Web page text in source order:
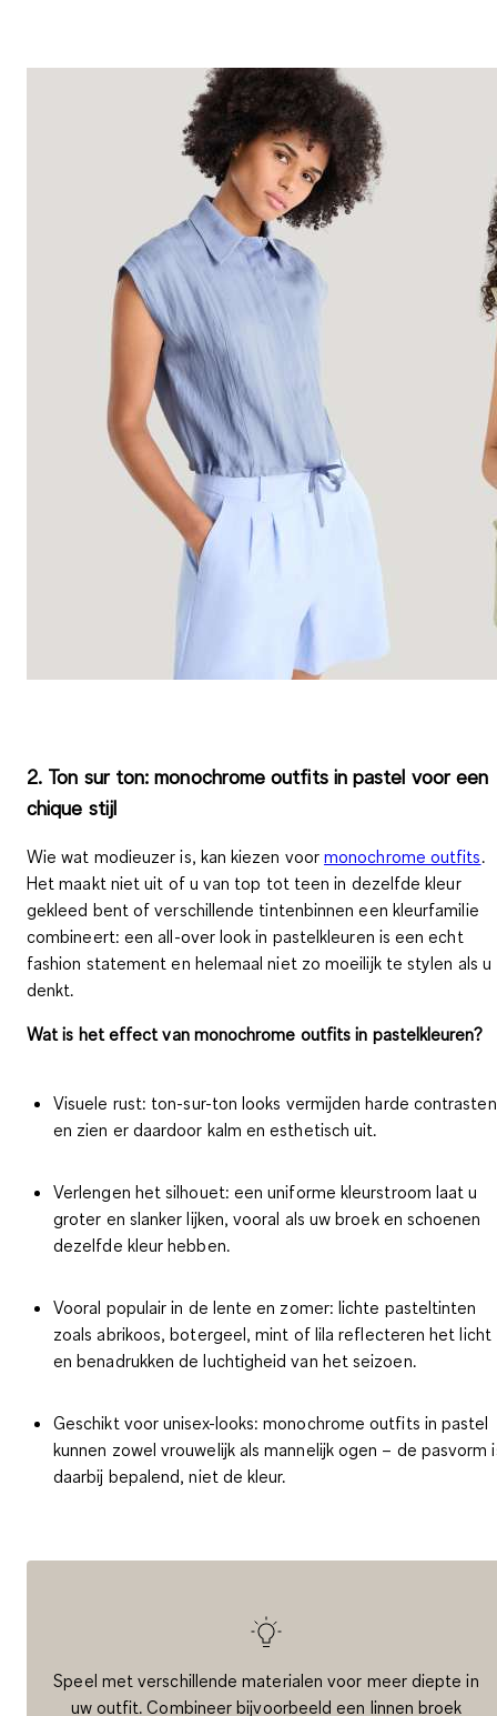
2. Ton sur ton: monochrome outfits in pastel voor een
chique stijl
Wie wat modieuzer is, kan kiezen voormonochrome outfits.
Het maakt niet uit of u van top tot teenin dezelfde kleur
gekleed bent ofverschillende tintenbinnen een kleurfamilie
combineert: een all-over look in pastelkleuren is een echt
fashion statement en helemaal niet zo moeilijk te stylen als u
denkt.
Wat is het effect van monochrome outfits in pastelkleuren?
Visuele rust: ton-sur-ton looks vermijden harde contrasten
en zien er daardoor kalm en esthetisch uit.
Verlengen het silhouet: een uniforme kleurstroom laat u
groter en slanker lijken, vooral als uw broek en schoenen
dezelfde kleur hebben.
Vooral populair in de lente en zomer:lichte pasteltinten
zoals abrikoos, botergeel, mint of lila reflecteren het licht
en benadrukken de luchtigheid van het seizoen.
Geschikt voor unisex-looks:monochrome outfits in pastel
kunnen zowel vrouwelijk als mannelijk ogen – de pasvorm
daarbij bepalend, niet de kleur.
Speel met verschillende materialen voor meer diepte in
uw outfit. Combineer bijvoorbeeld een linnen broek